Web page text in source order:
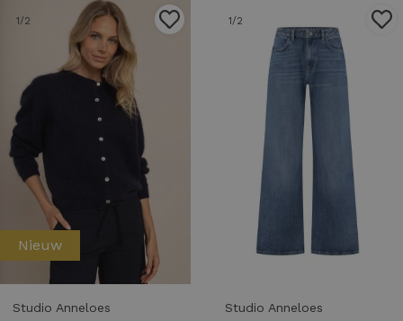
1/2
Nieuw
Studio Anneloes
1/2
Studio Anneloes